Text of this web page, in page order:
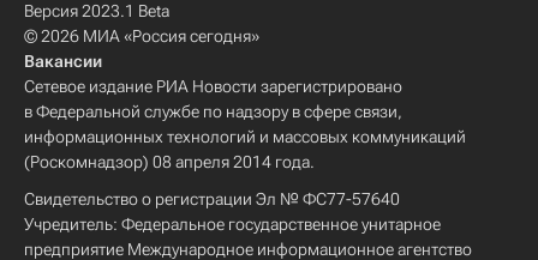
Версия 2023.1 Beta
© 2026 МИА «Россия сегодня»
Вакансии
Сетевое издание РИА Новости зарегистрировано
в Федеральной службе по надзору в сфере связи,
информационных технологий и массовых коммуникаций
(Роскомнадзор) 08 апреля 2014 года.
Свидетельство о регистрации Эл № ФС77-57640
Учредитель: Федеральное государственное унитарное
предприятие Международное информационное агентство